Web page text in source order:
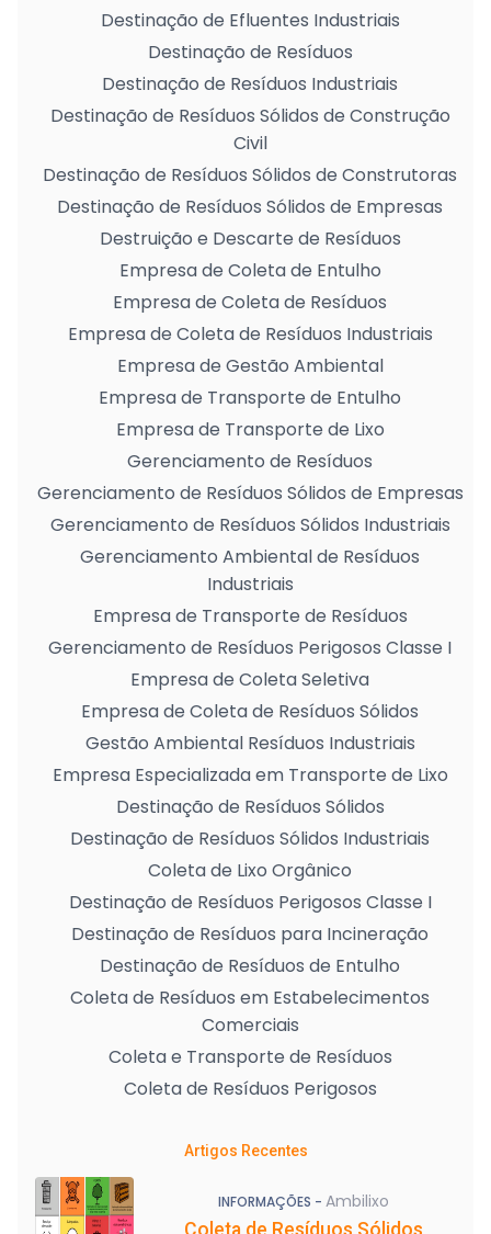
Destinação de Efluentes Industriais
Destinação de Resíduos
Destinação de Resíduos Industriais
Destinação de Resíduos Sólidos de Construção
Civil
Destinação de Resíduos Sólidos de Construtoras
Destinação de Resíduos Sólidos de Empresas
Destruição e Descarte de Resíduos
Empresa de Coleta de Entulho
Empresa de Coleta de Resíduos
Empresa de Coleta de Resíduos Industriais
Empresa de Gestão Ambiental
Empresa de Transporte de Entulho
Empresa de Transporte de Lixo
Gerenciamento de Resíduos
Gerenciamento de Resíduos Sólidos de Empresas
Gerenciamento de Resíduos Sólidos Industriais
Gerenciamento Ambiental de Resíduos
Industriais
Empresa de Transporte de Resíduos
Gerenciamento de Resíduos Perigosos Classe I
Empresa de Coleta Seletiva
Empresa de Coleta de Resíduos Sólidos
Gestão Ambiental Resíduos Industriais
Empresa Especializada em Transporte de Lixo
Destinação de Resíduos Sólidos
Destinação de Resíduos Sólidos Industriais
Coleta de Lixo Orgânico
Destinação de Resíduos Perigosos Classe I
Destinação de Resíduos para Incineração
Destinação de Resíduos de Entulho
Coleta de Resíduos em Estabelecimentos
Comerciais
Coleta e Transporte de Resíduos
Coleta de Resíduos Perigosos
Artigos Recentes
INFORMAÇÕES - Ambilixo
Coleta de Resíduos Sólidos